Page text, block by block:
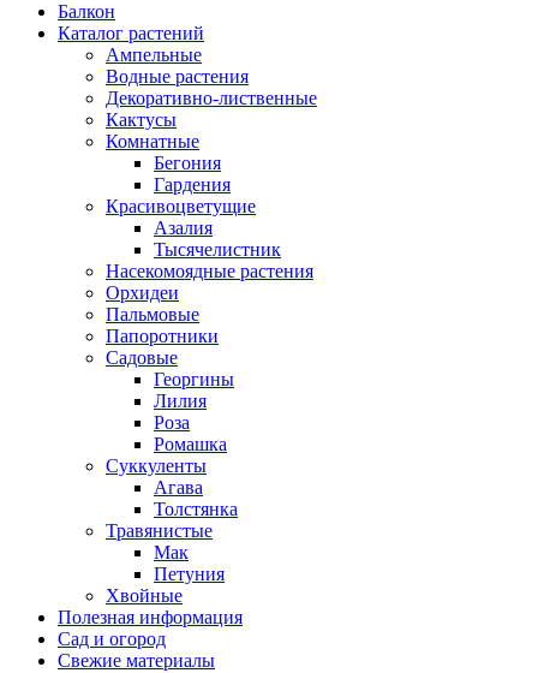
Балкон
Каталог растений
Ампельные
Водные растения
Декоративно-лиственные
Кактусы
Комнатные
Бегония
Гардения
Красивоцветущие
Азалия
Тысячелистник
Насекомоядные растения
Орхидеи
Пальмовые
Папоротники
Садовые
Георгины
Лилия
Роза
Ромашка
Суккуленты
Агава
Толстянка
Травянистые
Мак
Петуния
Хвойные
Полезная информация
Сад и огород
Свежие материалы